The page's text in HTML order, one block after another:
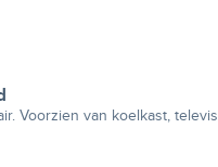
Voorzien van koelkast,